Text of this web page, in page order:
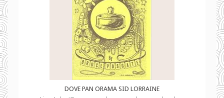
DOVE PAN ORAMA SID LORRAINE